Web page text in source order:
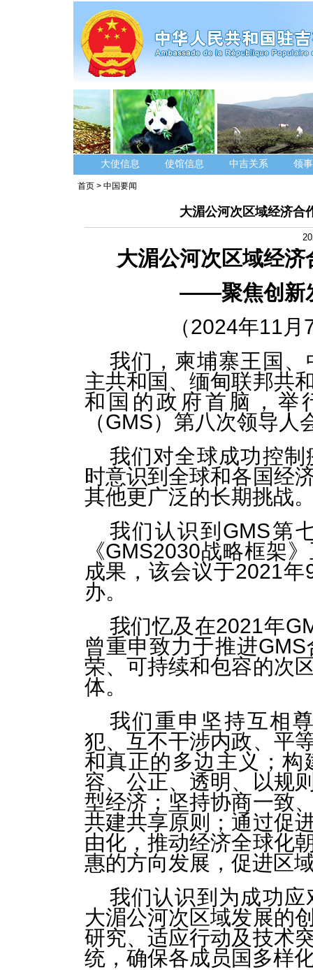
大使信息 使馆信息 中吉关系 领
首页 > 中国要闻
大湄公河次区域经济合
大湄公河次区域经
——聚焦创新
（2024年11
我们，柬埔寨王国
主共和国、缅甸联邦共
和国的政府首脑，举
（GMS）第八次领导人
我们对全球成功控
时意识到全球和各国经
其他更广泛的长期挑战
我们认识到GMS第
《GMS2030战略框架
成果，该会议于2021
办。
我们忆及在2021年
曾重申致力于推进
荣、可持续和包容的次
体。
我们重申坚持互相
犯、互不干涉内政、平
和真正的多边主义；
容、公正、透明、以规
型经济；坚持协商一致
共建共享原则；通过促
由化，推动经济全球化
惠的方向发展，促进区
我们认识到为成功
大湄公河次区域发展的
研究、适应行动及技术
统，确保各成员国多样